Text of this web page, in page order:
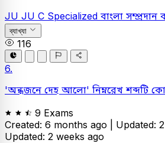
JU JU C Specialized বাংলা সম্প্রদান
ব্যাখ্যা
116
6.
'অন্ধজনে দেহ আলো' নিম্নরেখ শব্দটি
9 Exams
Created: 6 months ago | Updated:
Updated: 2 weeks ago